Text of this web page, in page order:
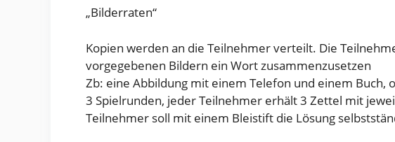
„Bilderraten“
Kopien werden an die Teilnehmer verteilt. Die
vorgegebenen Bildern ein Wort zusammenzusetzen
Zb: eine Abbildung mit einem Telefon und einem Buch,
3 Spielrunden, jeder Teilnehmer erhält 3 Zettel mit
Teilnehmer soll mit einem Bleistift die Lösung